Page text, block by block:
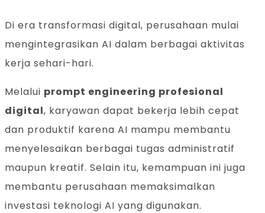
Di era transformasi digital, perusahaan mulai
mengintegrasikan AI dalam berbagai aktivitas
kerja sehari-hari.
Melalui prompt engineering profesional
digital, karyawan dapat bekerja lebih cepat
dan produktif karena AI mampu membantu
menyelesaikan berbagai tugas administratif
maupun kreatif. Selain itu, kemampuan ini juga
membantu perusahaan memaksimalkan
investasi teknologi AI yang digunakan.